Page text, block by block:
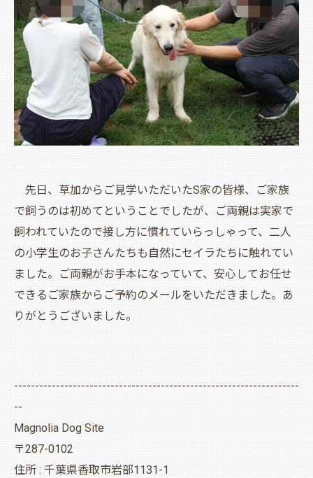
先日、草加からご見学いただいたS家の皆様、ご家族
で飼うのは初めてということでしたが、ご両親は実家で
飼われていたので接し方に慣れていらっしゃって、二人
の小学生のお子さんたちも自然にセイラたちに触れてい
ました。ご両親がお手本になっていて、安心してお任せ
できるご家族からご予約のメールをいただきました。あ
りがとうございました。
--------------------------------------------------------------------
--
Magnolia Dog Site
〒287-0102
住所 : 千葉県香取市岩部1131-1